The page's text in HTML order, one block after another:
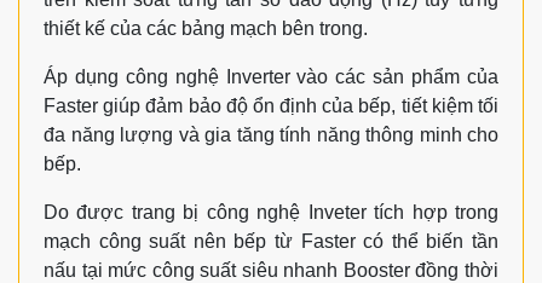
thiết kế của các bảng mạch bên trong.
Áp dụng công nghệ Inverter vào các sản phẩm của
Faster giúp đảm bảo độ ổn định của bếp, tiết kiệm tối
đa năng lượng và gia tăng tính năng thông minh cho
bếp.
Do được trang bị công nghệ Inveter tích hợp trong
mạch công suất nên bếp từ Faster có thể biến tần
nấu tại mức công suất siêu nhanh Booster đồng thời